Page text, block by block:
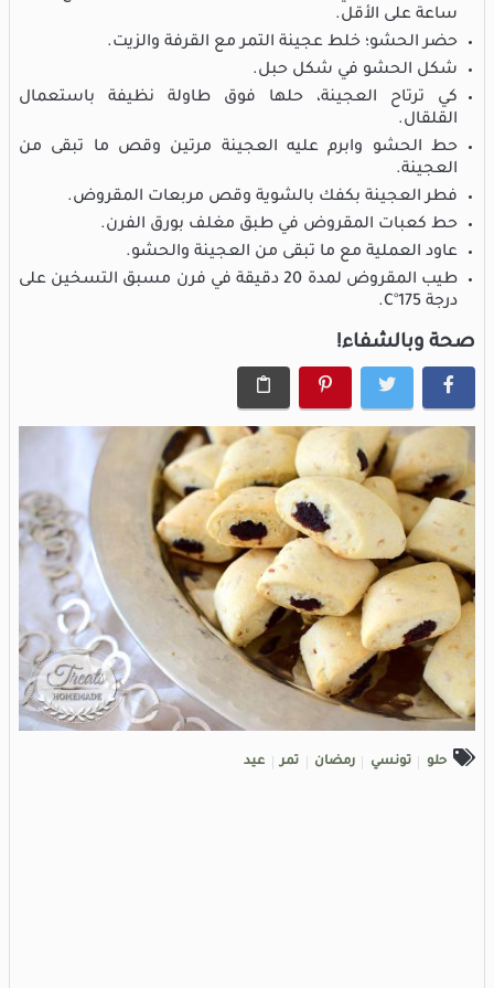
ساعة على الأقل.
حضر الحشو؛ خلط عجينة التمر مع القرفة والزيت.
شكل الحشو في شكل حبل.
كي ترتاح العجينة، حلها فوق طاولة نظيفة باستعمال
القلقال.
حط الحشو وابرم عليه العجينة مرتين وقص ما تبقى من
العجينة.
فطر العجينة بكفك بالشوية وقص مربعات المقروض.
حط كعبات المقروض في طبق مغلف بورق الفرن.
عاود العملية مع ما تبقى من العجينة والحشو.
طيب المقروض لمدة 20 دقيقة في فرن مسبق التسخين على
درجة 175°C.
صحة وبالشفاء!
حلو تونسي رمضان تمر عيد